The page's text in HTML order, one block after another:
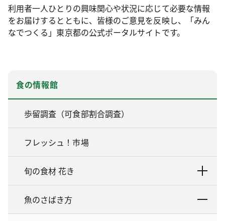
利用者一人ひとりの興味関心や状況に応じて必要な情報
をお届けするとともに、皆様のご意見を反映し、「みん
なでつくる」東京都の公式ポータルサイトです。
食の情報館
歩留調査（可食部割合調査）
フレッシュ！市場
旬の食材 花き
魚のさばき方